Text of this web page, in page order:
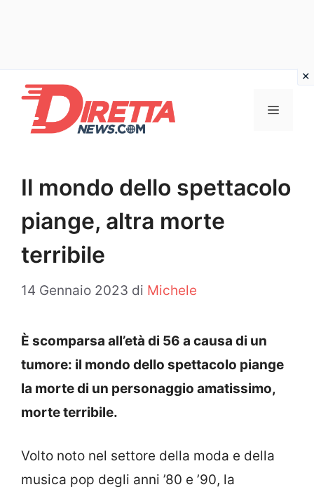
contenuto
Menu
Il mondo dello spettacolo
piange, altra morte
terribile
14 Gennaio 2023 di Michele
È scomparsa all’età di 56 a causa di un
tumore: il mondo dello spettacolo piange
la morte di un personaggio amatissimo,
morte terribile.
Volto noto nel settore della moda e della
musica pop degli anni ’80 e ’90, la